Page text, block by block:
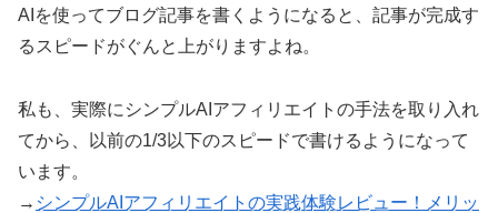
AIを使ってブログ記事を書くようになると、記事が完成す
るスピードがぐんと上がりますよね。
私も、実際にシンプルAIアフィリエイトの手法を取り入れ
てから、以前の1/3以下のスピードで書けるようになって
います。
→ シンプルAIアフィリエイトの実践体験レビュー！メリッ